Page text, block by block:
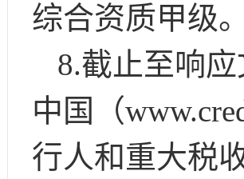
综合资质甲级
8.截止至响
中国（
行人和重大税